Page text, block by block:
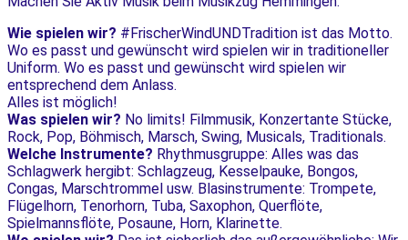
Wie spielen wir? #FrischerWindUNDTradition ist das Motto.
Wo es passt und gewünscht wird spielen wir in traditioneller
Uniform. Wo es passt und gewünscht wird spielen wir
entsprechend dem Anlass.
Alles ist möglich!
Was spielen wir? No limits! Filmmusik, Konzertante Stücke,
Rock, Pop, Böhmisch, Marsch, Swing, Musicals, Traditionals.
Welche Instrumente? Rhythmusgruppe: Alles was das
Schlagwerk hergibt: Schlagzeug, Kesselpauke, Bongos,
Congas, Marschtrommel usw. Blasinstrumente: Trompete,
Flügelhorn, Tenorhorn, Tuba, Saxophon, Querflöte,
Spielmannsflöte, Posaune, Horn, Klarinette.